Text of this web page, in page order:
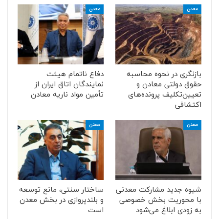
معدن
بازنگری در نحوه محاسبه
حقوق دولتی معادن و
تعیین‌تکلیف پرونده‌های
اکتشافی
معدن
دفاع ناتمام هیئت
نمایندگان اتاق ایران از
تأمین مواد ناریه معادن
معدن
شیوه جدید مشارکت معدنی
با محوریت بخش خصوصی
به زودی ابلاغ می‌شود
معدن
ساختار سنتی، مانع توسعه
و بلندپروازی در بخش معدن
است